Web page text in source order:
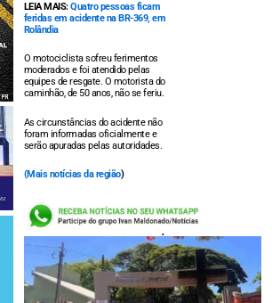
LEIA MAIS:Quatro pessoas ficam
feridas em acidente na BR-369, em
Rolândia
O motociclista sofreu ferimentos
moderados e foi atendido pelas
equipes de resgate. O motorista do
caminhão, de 50 anos, não se feriu.
As circunstâncias do acidente não
foram informadas oficialmente e
serão apuradas pelas autoridades.
(Mais notícias da região)
LEIA TAMBÉM: